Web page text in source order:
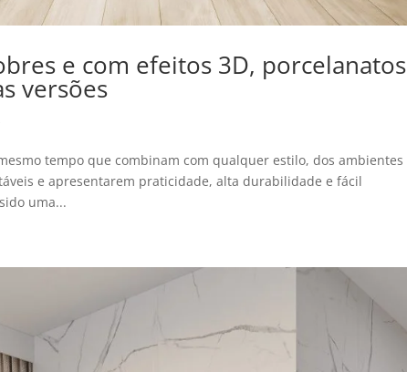
e com efeitos 3D, porcelanatos
versões
tempo que combinam com qualquer estilo, dos ambientes
e apresentarem praticidade, alta durabilidade e fácil
uma...